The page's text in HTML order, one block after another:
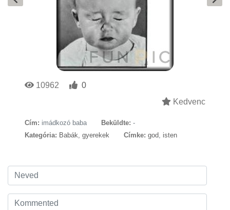
10962
0
Kedvenc
Cím: imádkozó baba Beküldte: -
Kategória: Babák, gyerekek Címke: god, isten